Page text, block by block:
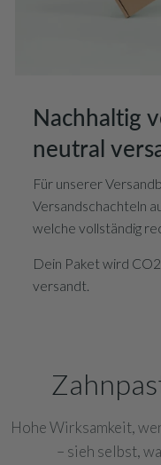
Nachhaltig
neutral
Für unserer
Versandschachteln
welche vollständig
Dein Paket wird
versandt.
Hohe Wirksamkeit,
– sieh selbst,